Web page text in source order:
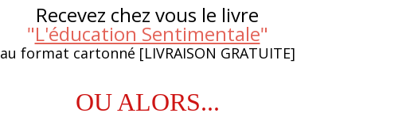
Recevez chez vous le livre
"L'éducation Sentimentale"
au format cartonné [LIVRAISON GRATUITE]
OU ALORS...